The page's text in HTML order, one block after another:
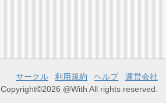
サークル 利用規約 ヘルプ
運営会社
Copyright©2026 @With All rights reserved.